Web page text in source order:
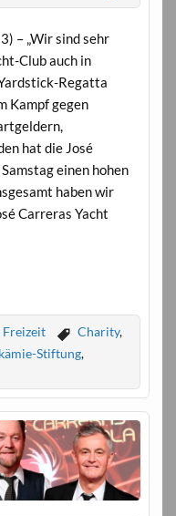
– „Wir sind sehr
Club auch in
Regatta
Kampf gegen
hat die José
einen hohen
haben wir
Carreras Yacht
Freizeit Charity,
Stiftung,